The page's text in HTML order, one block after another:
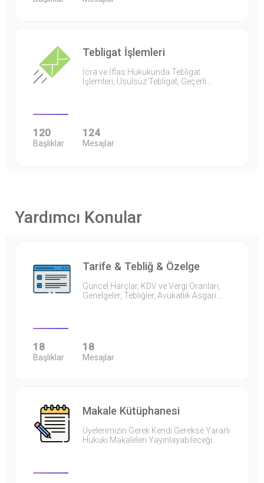
Tebligat İşlemleri
İcra ve İflas Hukukunda Tebligat
İşlemleri, Usulsüz Tebligat, Geçerli…
120
Başlıklar
124
Mesajlar
Yardımcı Konular
Tarife & Tebliğ & Özelge
Güncel Harçlar, KDV ve Vergi Oranları,
Genelgeler, Tebliğler, Avukatlık Asgari…
18
Başlıklar
18
Mesajlar
Makale Kütüphanesi
Üyelerimizin Gerek Kendi Gerekse Yararlı
Hukuki Makaleleri Yayınlayabileceği…